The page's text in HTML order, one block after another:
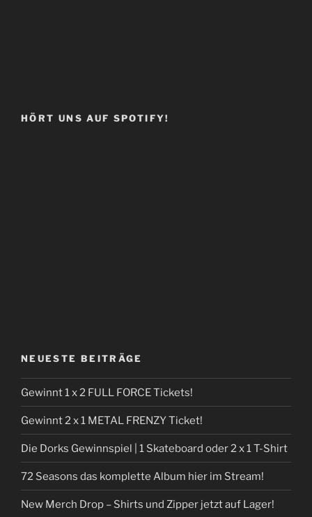
HÖRT UNS AUF SPOTIFY!
NEUESTE BEITRÄGE
Gewinnt 1 x 2 FULL FORCE Tickets!
Gewinnt 2 x 1 METAL FRENZY Ticket!
Die Dorks Gewinnspiel | 1 Skateboard oder 2 x 1 T-Shirt
72 Seasons das komplette Album hier im Stream!
New Merch Drop – Shirts und Zipper jetzt auf Lager!